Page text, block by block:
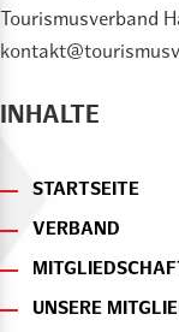
Tourismusverband
INHALTE
STARTSEITE
VERBAND
MITGLIEDSCHAFT
UNSERE